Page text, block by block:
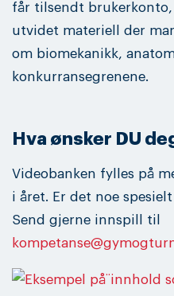
får tilsendt
utvidet materiell der
om biomekanikk,
konkurransegrenene.
Hva ønsker DU
Videobanken fylles på
i året. Er det noe
Send gjerne innspill til